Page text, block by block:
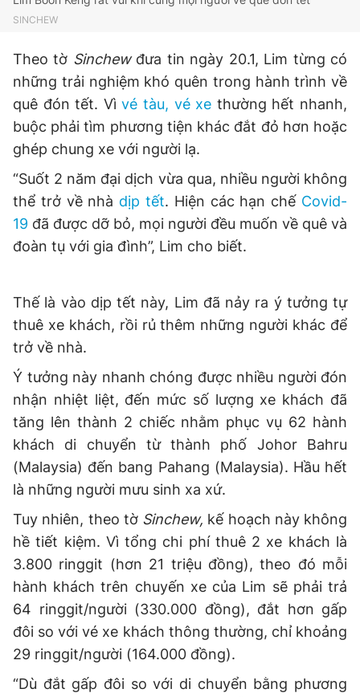
Giấy phép xuất bản số 110/GP - BTTTT cấp ngày 24.3.2020
bản. Phát triển bởi ePi Technologies, JSC.
SINCHEW
Theo tờ Sinchew đưa tin ngày 20.1, Lim từng có
những trải nghiệm khó quên trong hành trình về
quê đón tết. Vìvé tàu, vé xe thường hết nhanh,
buộc phải tìm phương tiện khác đắt đỏ hơn hoặc
ghép chung xe với người lạ.
“Suốt 2 năm đại dịch vừa qua, nhiều người không
thể trở về nhà dịp tết. Hiện các hạn chế Covid-
19 đã được dỡ bỏ, mọi người đều muốn về quê và
đoàn tụ với gia đình”, Lim cho biết.
Thế là vào dịp tết này, Lim đã nảy ra ý tưởng tự
thuê xe khách, rồi rủ thêm những người khác để
trở về nhà.
Ý tưởng này nhanh chóng được nhiều người đón
nhận nhiệt liệt, đến mức số lượng xe khách đã
tăng lên thành 2 chiếc nhằm phục vụ 62 hành
khách di chuyển từ thành phố Johor Bahru
(Malaysia) đến bang Pahang (Malaysia). Hầu hết
là những người mưu sinh xa xứ.
Tuy nhiên, theo tờSinchew, kế hoạch này không
hề tiết kiệm. Vì tổng chi phí thuê 2 xe khách là
3.800 ringgit (hơn 21 triệu đồng), theo đó mỗi
hành khách trên chuyến xe của Lim sẽ phải trả
64 ringgit/người (330.000 đồng), đắt hơn gấp
đôi so với vé xe khách thông thường, chỉ khoảng
29 ringgit/người (164.000 đồng).
“Dù đắt gấp đôi so với di chuyển bằng phương